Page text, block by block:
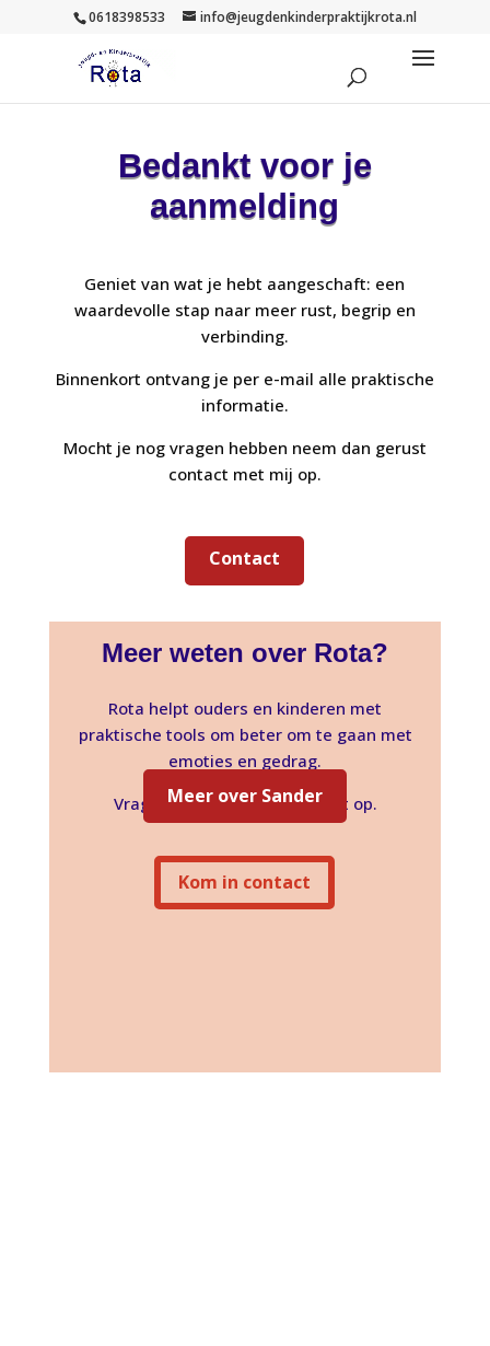
0618398533 info@jeugdenkinderpraktijkrota.nl
Bedankt voor je
aanmelding
Geniet van wat je hebt aangeschaft: een
waardevolle stap naar meer rust, begrip en
verbinding.
Binnenkort ontvang je per e-mail alle praktische
informatie.
Mocht je nog vragen hebben neem dan gerust
contact met mij op.
Contact
Meer weten over Rota?
Rota helpt ouders en kinderen met
praktische tools om beter om te gaan met
emoties en gedrag.
Vragen? Neem gerust contact op.
Meer over Sander
Kom in contact